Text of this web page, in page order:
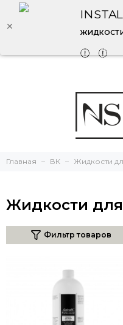
Главная ВК Жидкости
Жидкости для
Фильтр товаров